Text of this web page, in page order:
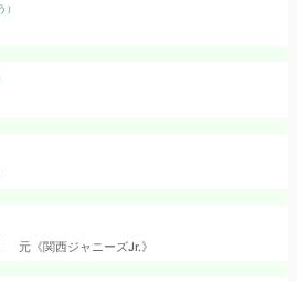
元《関西ジャニーズJr.》